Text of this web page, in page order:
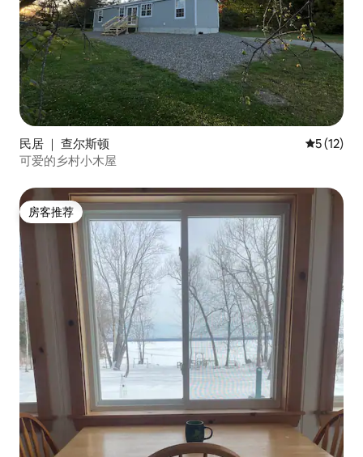
民居 ｜ 查尔斯顿 平均评分
5 (12)
可爱的乡村小木屋
房客推荐
房客推荐